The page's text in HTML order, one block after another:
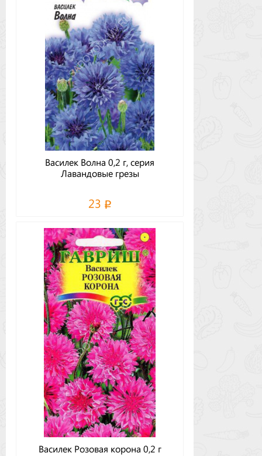
Василек Волна 0,2 г, серия
Лавандовые грезы
23
Василек Розовая корона 0,2 г